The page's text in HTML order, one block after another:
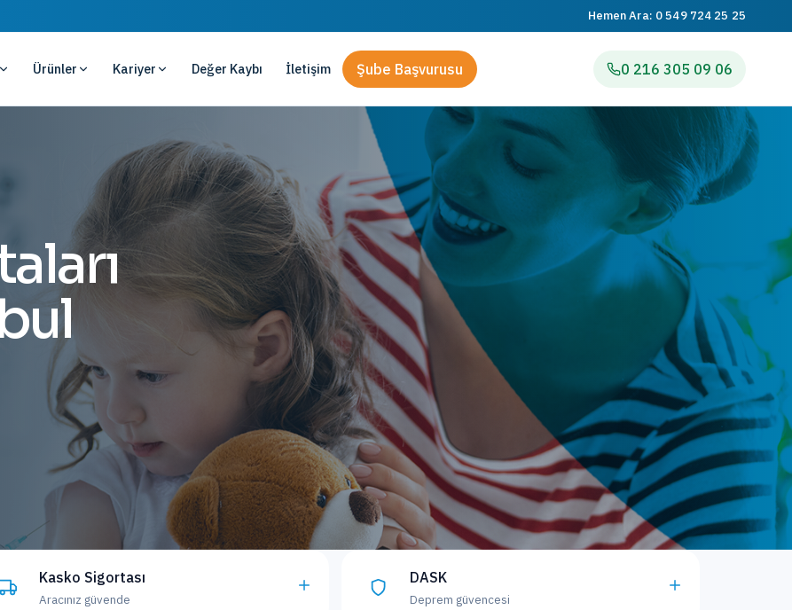
Hemen Ara: 0 549 724 25 25
Ürünler Kariyer Değer Kaybı İletişim Şube Başvurusu 0 216 305 09 06
Kasko Sigortası
Aracınız güvende
DASK
Deprem güvencesi